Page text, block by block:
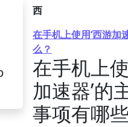
西
在手机上使用‘西游加
么？
在手机上
加速器’的
事项有哪